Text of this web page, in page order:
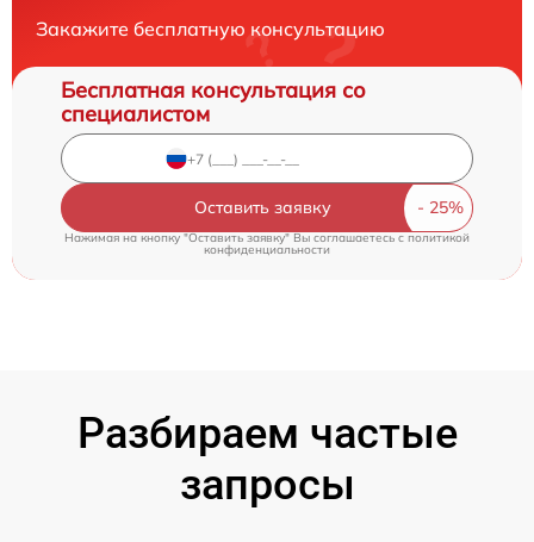
Закажите бесплатную консультацию
Бесплатная консультация со
специалистом
Оставить заявку
Нажимая на кнопку "Оставить заявку" Вы соглашаетесь cполитикой
конфиденциальности
Разбираем частые
запросы